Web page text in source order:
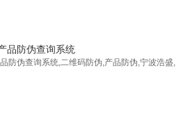
品防伪查询系统
防伪查询系统,二维码防伪,产品防伪,宁波浩盛,